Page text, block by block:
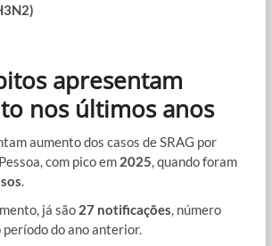
apresentam
nos últimos anos
aumento dos casos de SRAG por
com pico em 2025, quando foram
.
já são 27 notificações, número
do ano anterior.